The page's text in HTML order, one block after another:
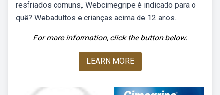
resfriados comuns,. Webcimegripe é indicado para o
quê? Webadultos e crianças acima de 12 anos.
For more information, click the button below.
LEARN MORE